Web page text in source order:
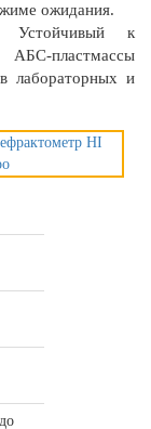
ожидания.
Устойчивый к
пластмассы
лабораторных и